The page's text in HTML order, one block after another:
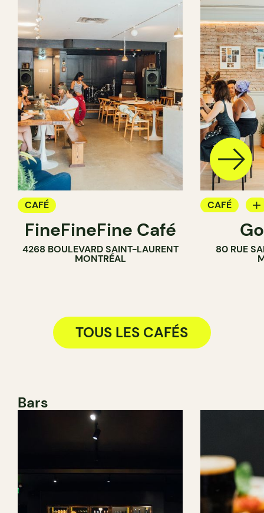
CAFÉ
FineFineFine Café
4268 BOULEVARD SAINT-LAURENT
MONTRÉAL
CAFÉ
COMPTOIR
80 RUE
TOUS LES CAFÉS
Bars